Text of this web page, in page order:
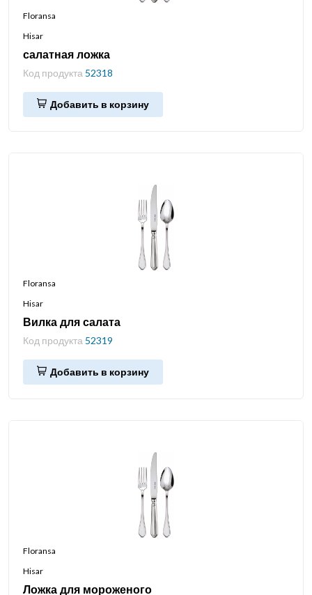
Floransa
Hisar
салатная ложка
Код продукта 52318
Добавить в корзину
Floransa
Hisar
Вилка для салата
Код продукта 52319
Добавить в корзину
Floransa
Hisar
Ложка для мороженого